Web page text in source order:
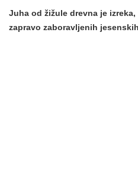
Juha od žižule drevna je
zapravo zaboravljenih